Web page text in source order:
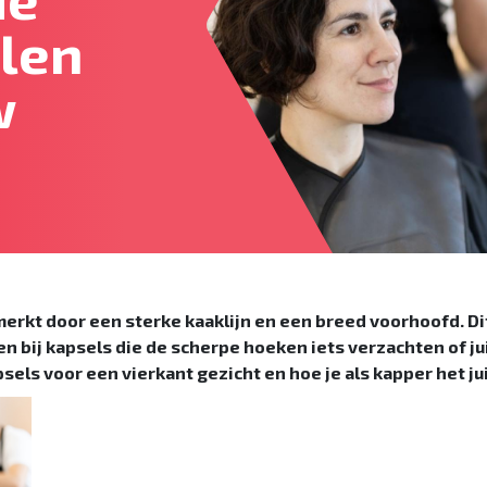
door een sterke kaaklijn en een breed voorhoofd.
bij kapsels die de scherpe hoeken iets verzachten of
voor een vierkant gezicht en hoe je als kapper het